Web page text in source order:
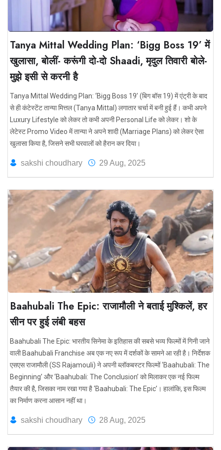
Tanya Mittal Wedding Plan: ‘Bigg Boss 19’ में
खुलासा, बोलीं- करूंगी दो-दो Shaadi, मृदुल तिवारी बोले-
मुझे इसी से करनी है
Tanya Mittal Wedding Plan: ‘Bigg Boss 19’ (बिग बॉस 19) में एंट्री के बाद
से ही कंटेस्टेंट तान्या मित्तल (Tanya Mittal) लगातार चर्चा में बनी हुई हैं। कभी अपने
Luxury Lifestyle को लेकर तो कभी अपनी Personal Life को लेकर। शो के
लेटेस्ट Promo Video में तान्या ने अपने शादी (Marriage Plans) को लेकर ऐसा
खुलासा किया है, जिसने सभी घरवालों को हैरान कर दिया।
sakshi choudhary 29 Aug, 2025
Baahubali The Epic: राजामौली ने बताई मुश्किलें, हर
सीन पर हुई लंबी बहस
Baahubali The Epic: भारतीय सिनेमा के इतिहास की सबसे भव्य फिल्मों में गिनी जाने
वाली Baahubali Franchise अब एक नए रूप में दर्शकों के सामने आ रही है। निर्देशक
एसएस राजामौली (SS Rajamouli) ने अपनी ब्लॉकबस्टर फिल्मों ‘Baahubali: The
Beginning’ और ‘Baahubali: The Conclusion’ को मिलाकर एक नई फिल्म
तैयार की है, जिसका नाम रखा गया है ‘Baahubali: The Epic’। हालांकि, इस फिल्म
का निर्माण करना आसान नहीं था।
sakshi choudhary 28 Aug, 2025